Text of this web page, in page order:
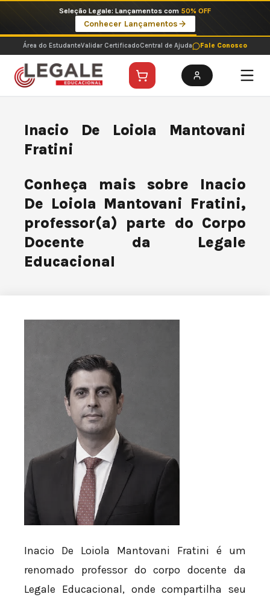
o
conteúdo
Seleção Legale: Lançamentos com 50% OFF
Conhecer Lançamentos
Área do EstudanteValidar CertificadoCentral de Ajuda Fale Conosco
Inacio De Loiola Mantovani
Fratini
Conheça mais sobre Inacio
De Loiola Mantovani Fratini,
professor(a) parte do Corpo
Docente da Legale
Educacional
Inacio De Loiola Mantovani Fratini é um
renomado professor do corpo docente da
Legale Educacional, onde compartilha seu